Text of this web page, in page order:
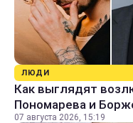
ЛЮДИ
Как выглядят
Пономарева и
07 августа 2026, 15:19